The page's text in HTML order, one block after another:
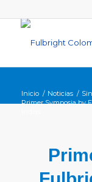
Inicio / Noticias /
Primer Symposia by